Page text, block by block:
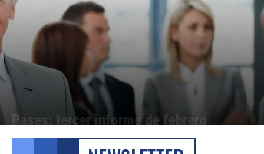
Pases: tercer informe de febrero
Por Equipo de Redacción - 18/02/2022 12:00